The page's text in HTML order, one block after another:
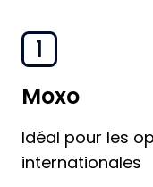
1
Moxo
Idéal pour les
internationales